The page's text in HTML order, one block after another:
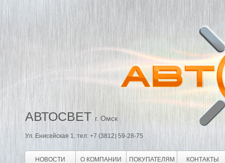
АВТОСВЕТ г. Омск
Ул. Енисейская 1, тел: +7 (3812) 59-28-75
НОВОСТИ О КОМПАНИИ ПОКУПАТЕЛЯМ КОНТАКТЫ